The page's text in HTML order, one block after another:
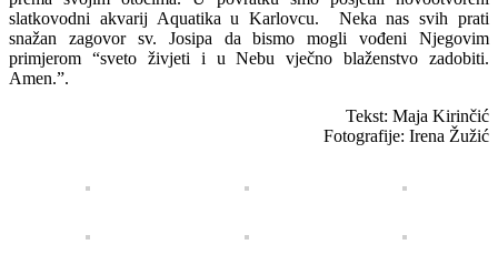
slatkovodni akvarij Aquatika u Karlovcu. Neka nas svih prati
snažan zagovor sv. Josipa da bismo mogli vođeni Njegovim
primjerom “sveto živjeti i u Nebu vječno blaženstvo zadobiti.
Amen.”.
Tekst: Maja Kirinčić
Fotografije: Irena Žužić